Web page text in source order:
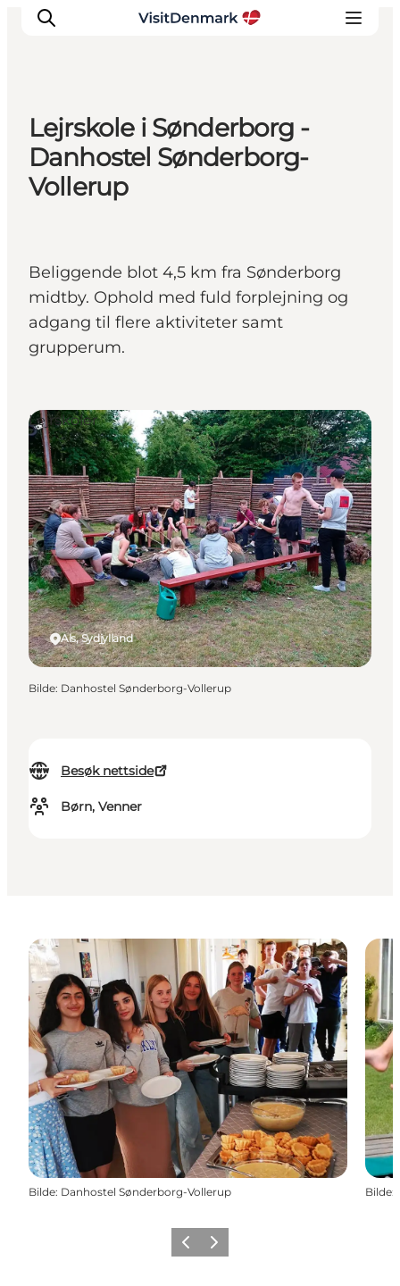
Inspirasjon
Reisemål
Aktiviteter
Lejrskole i Sønderborg -
Danhostel Sønderborg-
Vollerup
Beliggende blot 4,5 km fra Sønderborg
midtby. Ophold med fuld forplejning og
adgang til flere aktiviteter samt
grupperum.
Besøk nettside
Børn, Venner
Als, Sydjylland
Lejrskoler
Bilde: Danhostel Sønderborg-Vollerup
Bilde: Danhostel Sønderborg-Vollerup Bilde:
ForrigeNeste